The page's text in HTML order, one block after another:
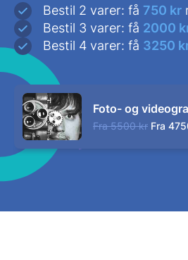
Bestil 2 varer: få 750 kr
Bestil 3 varer: få 2000
Bestil 4 varer: få 3250
Foto- og
Fra 5500 kr Fra